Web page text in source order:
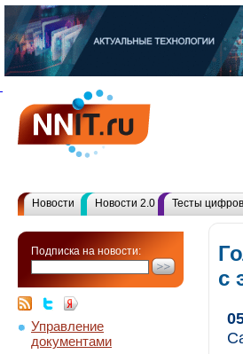
Новости Новости 2.0 Тесты
Подписка на новости:
Управление
документами
с